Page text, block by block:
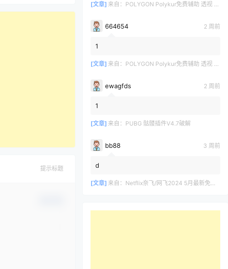
提示标题
[文章] 来自： POLYGON Polykur免费辅助 透视 无后座 v2.1
664654 2 周前
1
[文章] 来自： POLYGON Polykur免费辅助 透视 无后座 v2.1
ewagfds 2 周前
1
[文章] 来自： PUBG 骷髅插件V4.7破解
bb88 3 周前
d
[文章] 来自： Netflix奈飞/网飞2024 5月最新免费共享账号